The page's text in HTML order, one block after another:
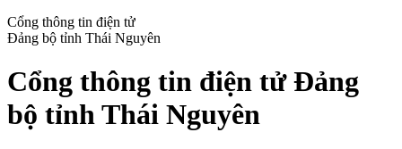
Cổng thông tin điện tử
Đảng bộ tỉnh Thái Nguyên
Cổng thông tin điện tử Đảng
bộ tỉnh Thái Nguyên